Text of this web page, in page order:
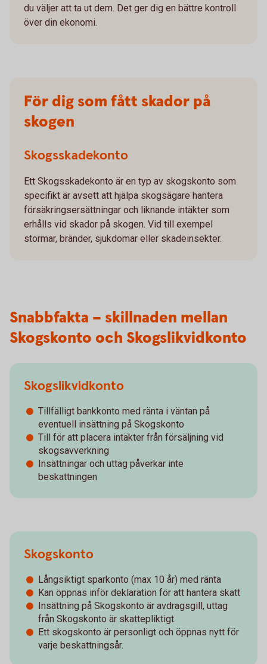
du väljer att ta ut dem. Det ger dig en bättre kontroll
över din ekonomi.
För dig som fått skador på
skogen
Skogsskadekonto
Ett Skogsskadekonto är en typ av skogskonto som
specifikt är avsett att hjälpa skogsägare hantera
försäkringsersättningar och liknande intäkter som
erhålls vid skador på skogen. Vid till exempel
stormar, bränder, sjukdomar eller skadeinsekter.
Snabbfakta – skillnaden mellan
Skogskonto och Skogslikvidkonto
Skogslikvidkonto
Tillfälligt bankkonto med ränta i väntan på
eventuell insättning på Skogskonto
Till för att placera intäkter från försäljning vid
skogsavverkning
Insättningar och uttag påverkar inte
beskattningen
Skogskonto
Långsiktigt sparkonto (max 10 år) med ränta
Kan öppnas inför deklaration för att hantera skatt
Insättning på Skogskonto är avdragsgill, uttag
från Skogskonto är skattepliktigt.
Ett skogskonto är personligt och öppnas nytt för
varje beskattningsår.